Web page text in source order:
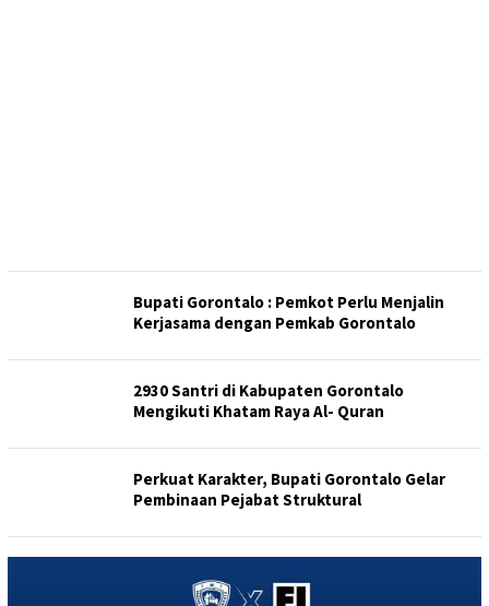
Bupati Gorontalo : Pemkot Perlu Menjalin
Kerjasama dengan Pemkab Gorontalo
2930 Santri di Kabupaten Gorontalo
Mengikuti Khatam Raya Al- Quran
Perkuat Karakter, Bupati Gorontalo Gelar
Pembinaan Pejabat Struktural